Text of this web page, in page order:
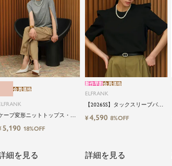
ープ変形ニットトップス・プ
ルオーバー
会員価格
5,190 18%OFF
ELFRANK
【2026SS】タックスリーブパワ
ーショルダーカットソー
Washable
新作早割会員価格
¥4,590 8%OFF
細を見る
詳細を見る